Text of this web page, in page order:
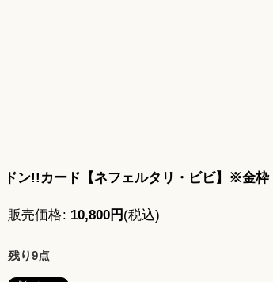
ドン!!カード【ネフェルタリ・ビビ】※金枠
販売価格: 10,800円 (税込)
残り9点